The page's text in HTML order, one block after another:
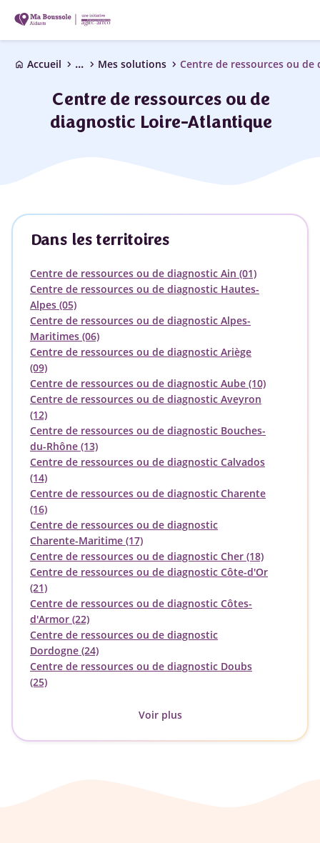
home Accueil chevron_right ... chevron_right Mes solutions chevron_right Centre de ressources ou de
Centre de ressources ou de
diagnostic Loire-Atlantique
Dans les territoires
Centre de ressources ou de diagnostic Ain (01)
Centre de ressources ou de diagnostic Hautes-
Alpes (05)
Centre de ressources ou de diagnostic Alpes-
Maritimes (06)
Centre de ressources ou de diagnostic Ariège
(09)
Centre de ressources ou de diagnostic Aube (10)
Centre de ressources ou de diagnostic Aveyron
(12)
Centre de ressources ou de diagnostic Bouches-
du-Rhône (13)
Centre de ressources ou de diagnostic Calvados
(14)
Centre de ressources ou de diagnostic Charente
(16)
Centre de ressources ou de diagnostic
Charente-Maritime (17)
Centre de ressources ou de diagnostic Cher (18)
Centre de ressources ou de diagnostic Côte-d'Or
(21)
Centre de ressources ou de diagnostic Côtes-
d'Armor (22)
Centre de ressources ou de diagnostic
Dordogne (24)
Centre de ressources ou de diagnostic Doubs
(25)
Voir plus